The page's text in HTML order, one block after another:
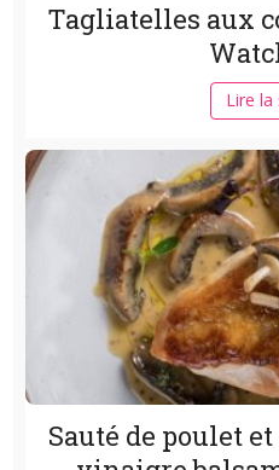
Tagliatelles aux
Lire la
Sauté de poulet